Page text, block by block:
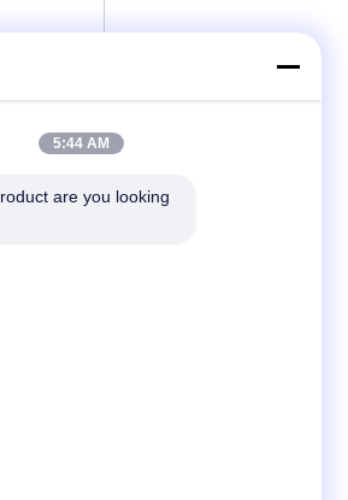
5:44 AM
are you looking